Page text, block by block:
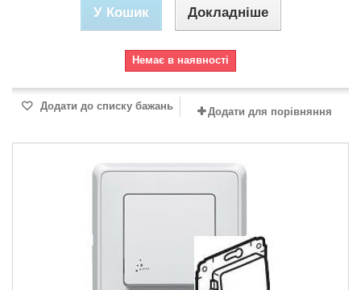
У Кошик Докладніше
Немає в наявності
Додати до списку бажань Додати для порівняння